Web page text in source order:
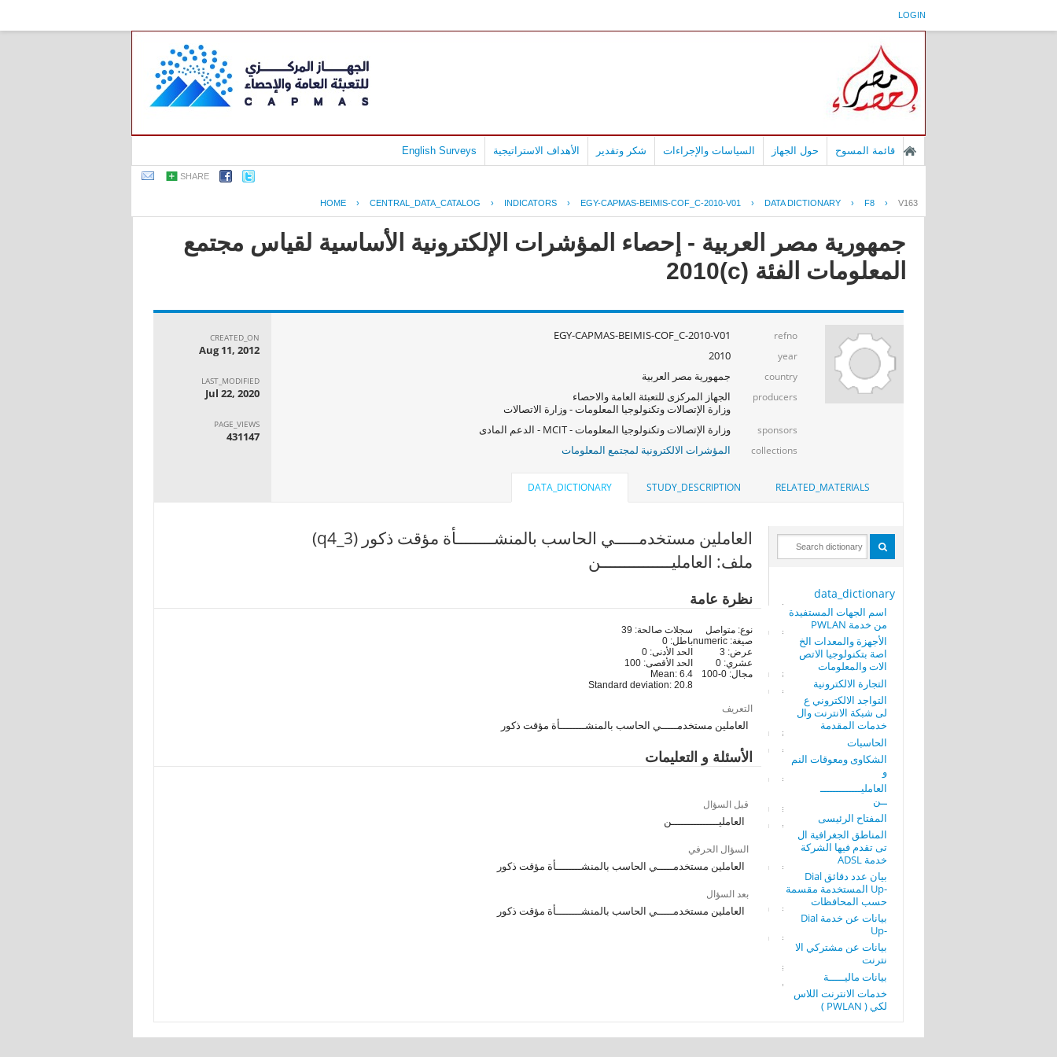
LOGIN
قائمة المسوح حول الجهاز السياسات والإجراءات شكر وتقدير الأهداف الاستراتيجية English Surveys
SHARE
HOME › CENTRAL_DATA_CATALOG › INDICATORS › EGY-CAPMAS-BEIMIS-COF_C-2010-V01 › DATA DICTIONARY › F8 › V163
جمهورية مصر العربية - إحصاء المؤشرات الإلكترونية الأساسية لقياس مجتمع
المعلومات الفئة (c)2010
refno
EGY-CAPMAS-BEIMIS-COF_C-2010-V01
year
2010
country جمهورية مصر العربية
producers
الجهاز المركزى للتعبئة العامة والاحصاء
وزارة الإتصالات وتكنولوجيا المعلومات - وزارة الاتصالات
sponsors وزارة الإتصالات وتكنولوجيا المعلومات - MCIT - الدعم المادى
collections المؤشرات الالكترونية لمجتمع المعلومات
CREATED_ON
Aug 11, 2012
LAST_MODIFIED
Jul 22, 2020
PAGE_VIEWS
431147
RELATED_MATERIALS
STUDY_DESCRIPTION
DATA_DICTIONARY
data_dictionary
اسم الجهات المستفيدة
من خدمة PWLAN
الأجهزة والمعدات الخ
اصة بتكنولوجيا الاتص
الات والمعلومات
التجارة الالكترونية
التواجد الالكتروني ع
لى شبكة الانترنت وال
خدمات المقدمة
الحاسبات
الشكاوى ومعوقات النم
و
العامليـــــــــــــ
ــن
المفتاح الرئيسى
المناطق الجغرافية ال
تى تقدم فيها الشركة
خدمة ADSL
بيان عدد دقائق Dial
-Up المستخدمة مقسمة
حسب المحافظات
بيانات عن خدمة Dial
-Up
بيانات عن مشتركي الا
نترنت
بيانات ماليـــــة
خدمات الانترنت اللاس
لكي ( PWLAN )
العاملين مستخدمـــــي الحاسب بالمنشــــــــأة مؤقت ذكور (q4_3)
ملف: العامليـــــــــــــــن
نظرة عامة
نوع: متواصل
صيغة: numeric
عرض: 3
عشري: 0
مجال: 0-100
سجلات صالحة: 39
باطل: 0
الحد الأدنى: 0
الحد الأقصى: 100
Mean: 6.4
Standard deviation: 20.8
التعريف
العاملين مستخدمـــــي الحاسب بالمنشــــــــأة مؤقت ذكور
الأسئلة و التعليمات
قبل السؤال
العامليـــــــــــــــن
السؤال الحرفي
العاملين مستخدمـــــي الحاسب بالمنشــــــــأة مؤقت ذكور
بعد السؤال
العاملين مستخدمـــــي الحاسب بالمنشــــــــأة مؤقت ذكور